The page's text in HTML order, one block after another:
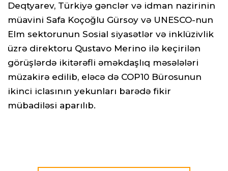
Deqtyarev, Türkiyə gənclər və idman nazirinin
müavini Safa Koçoğlu Gürsoy və UNESCO-nun
Elm sektorunun Sosial siyasətlər və inklüzivlik
üzrə direktoru Qustavo Merino ilə keçirilən
görüşlərdə ikitərəfli əməkdaşlıq məsələləri
müzakirə edilib, eləcə də COP10 Bürosunun
ikinci iclasının yekunları barədə fikir
mübadiləsi aparılıb.